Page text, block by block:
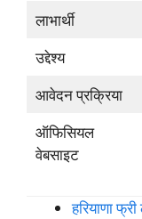
लाभार्थी
उद्देश्य
आवेदन प्रक्रिया
ऑफिसियल
वेबसाइट
हरियाणा